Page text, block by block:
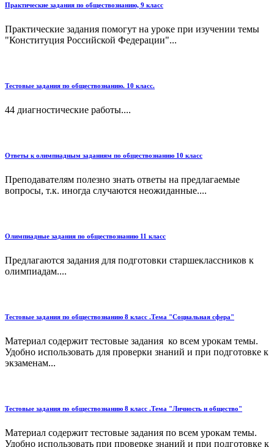
Практические задания по обществознанию, 9 класс
Практические задания помогут на уроке при изучении темы
"Конституция Российской Федерации"...
Тестовые задания по обществознанию. 10 класс.
44 диагностические работы....
Ответы к олимпиадным заданиям по обществознанию 10 класс
Преподавателям полезно знать ответы на предлагаемые
вопросы, т.к. иногда случаются неожиданные....
Олимпиадные задания по обществознанию 11 класс
Предлагаются задания для подготовки старшеклассников к
олимпиадам....
Тестовые задания по обществознанию 8 класс .Тема "Социальная сфера"
Материал содержит тестовые задания ко всем урокам темы.
Удобно использовать для проверки знаний и при подготовке к
экзаменам...
Тестовые задания по обществознанию 8 класс .Тема "Личность и общество"
Материал содержит тестовые задания по всем урокам темы.
Удобно использовать при проверке знаний и при подготовке к